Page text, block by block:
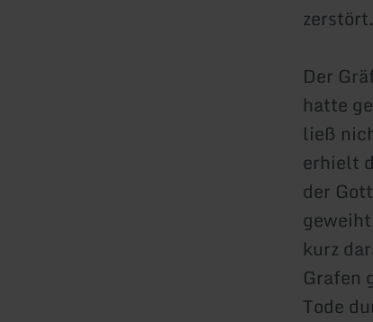
zerstört.
Der
hatte
ließ
erhielt
der
kurz
Grafen
Tode